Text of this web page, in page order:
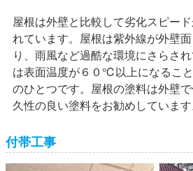
屋根は外壁と比較して劣化スピー
れています。屋根は紫外線が外壁
り、雨風など過酷な環境にさらさ
は表面温度が６０℃以上になるこ
のひとつです。屋根の塗料は外壁
久性の良い塗料をお勧めしています
付帯工事